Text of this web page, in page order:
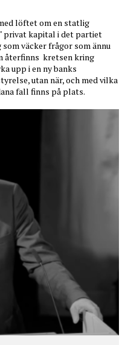
löftet om en statlig
privat kapital i det partiet
väcker frågor som ännu
återfinns kretsen kring
upp i en ny banks
utan när, och med vilka
fall finns på plats.